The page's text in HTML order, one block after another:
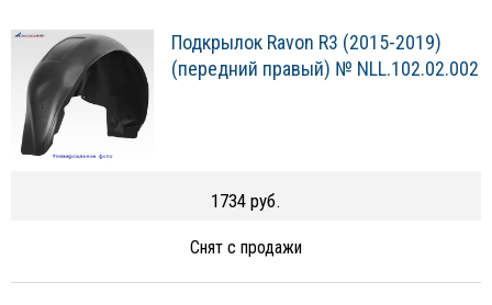
Подкрылок Ravon R3 (2015-2019)
(передний правый) № NLL.102.02.002
1734 руб.
Снят с продажи